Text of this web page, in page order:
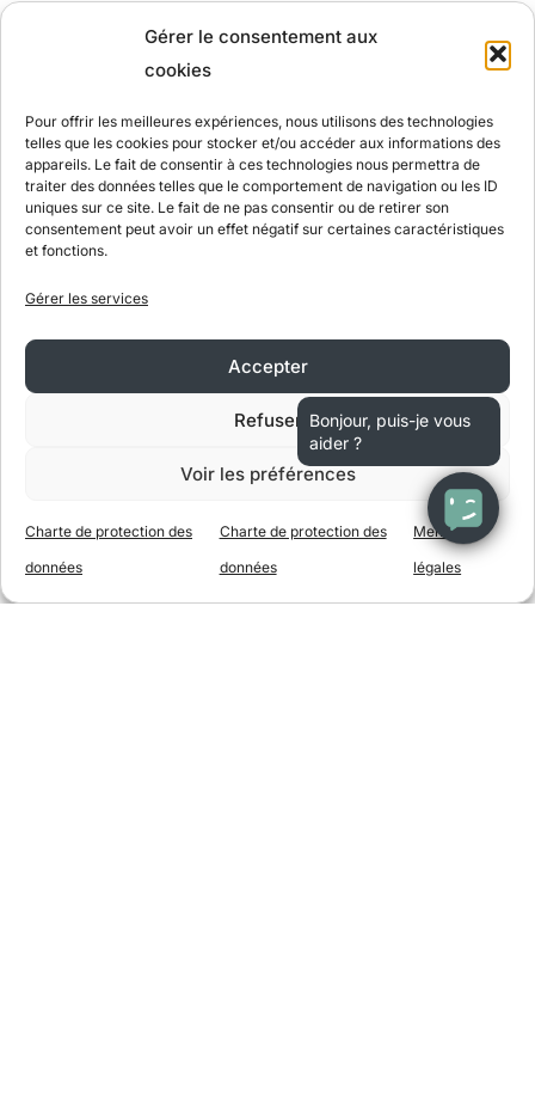
Gérer le consentement aux
cookies
Pour offrir les meilleures expériences, nous utilisons des technologies
telles que les cookies pour stocker et/ou accéder aux informations des
appareils. Le fait de consentir à ces technologies nous permettra de
traiter des données telles que le comportement de navigation ou les ID
uniques sur ce site. Le fait de ne pas consentir ou de retirer son
consentement peut avoir un effet négatif sur certaines caractéristiques
et fonctions.
Gérer les services
Accepter
Refuser
Voir les préférences
Charte de protection des
données
Charte de protection des
données
Mentions
légales
Bonjour, puis-je vous
aider ?